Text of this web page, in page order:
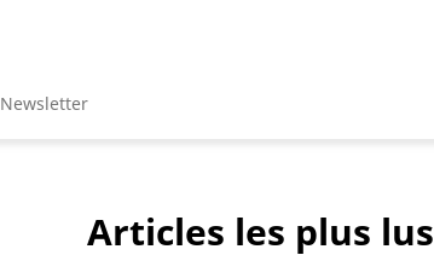
Newsletter
Articles les plus lus